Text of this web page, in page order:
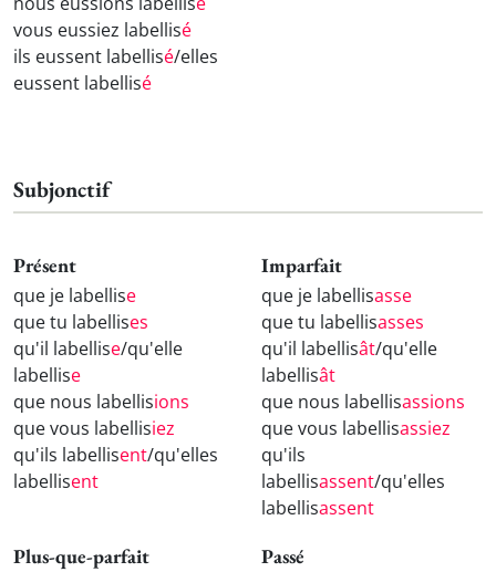
vous eussiez labellisé
ils eussent labellisé/elles
eussent labellisé
Subjonctif
Présent
que je labellise
que tu labellises
qu'il labellise/qu'elle
labellise
que nous labellisions
que vous labellisiez
qu'ils labellisent/qu'elles
labellisent
Imparfait
que je labellisasse
que tu labellisasses
qu'il labellisât/qu'elle
labellisât
que nous labellisassions
que vous labellisassiez
qu'ils
labellisassent/qu'elles
labellisassent
Plus-que-parfait Passé